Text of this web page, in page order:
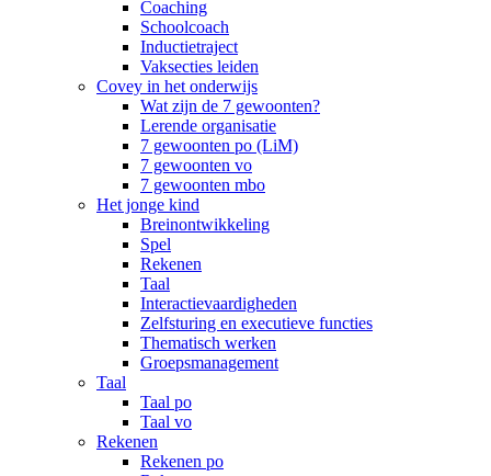
Coaching
Schoolcoach
Inductietraject
Vaksecties leiden
Covey in het onderwijs
Wat zijn de 7 gewoonten?
Lerende organisatie
7 gewoonten po (LiM)
7 gewoonten vo
7 gewoonten mbo
Het jonge kind
Breinontwikkeling
Spel
Rekenen
Taal
Interactievaardigheden
Zelfsturing en executieve functies
Thematisch werken
Groepsmanagement
Taal
Taal po
Taal vo
Rekenen
Rekenen po